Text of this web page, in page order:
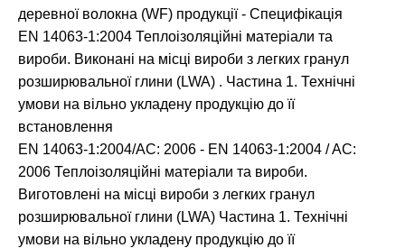
деревної волокна (WF) продукції - Специфікація
EN 14063-1:2004 Теплоізоляційні матеріали та
вироби. Виконані на місці вироби з легких гранул
розширювальної глини (LWA) . Частина 1. Технічні
умови на вільно укладену продукцію до її
встановлення
EN 14063-1:2004/AC: 2006 - EN 14063-1:2004 / AC:
2006 Теплоізоляційні матеріали та вироби.
Виготовлені на місці вироби з легких гранул
розширювальної глини (LWA) Частина 1. Технічні
умови на вільно укладену продукцію до її